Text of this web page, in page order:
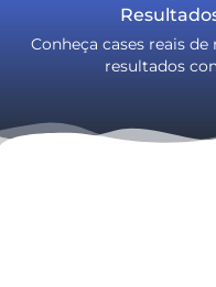
Conheça cases reais
resultados